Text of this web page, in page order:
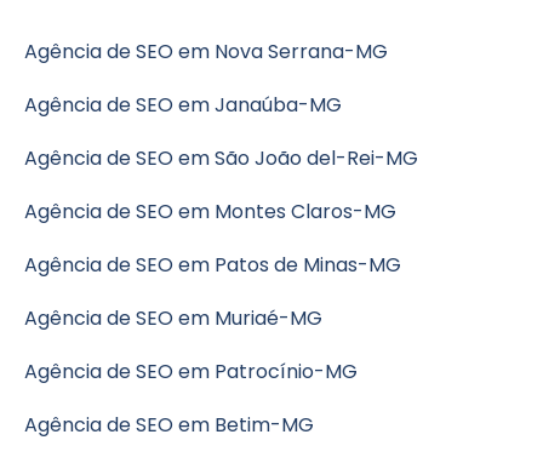
Agência de SEO em Nova Serrana-MG
Agência de SEO em Janaúba-MG
Agência de SEO em São João del-Rei-MG
Agência de SEO em Montes Claros-MG
Agência de SEO em Patos de Minas-MG
Agência de SEO em Muriaé-MG
Agência de SEO em Patrocínio-MG
Agência de SEO em Betim-MG